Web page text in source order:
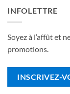
INFOLETTRE
Soyez à l’affût et
promotions.
INSCRIVEZ-